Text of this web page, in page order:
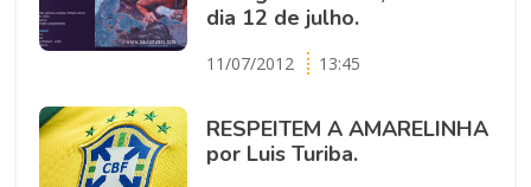
dia 12 de julho.
11/07/2012 13:45
RESPEITEM A AMARELINHA
por Luis Turiba.